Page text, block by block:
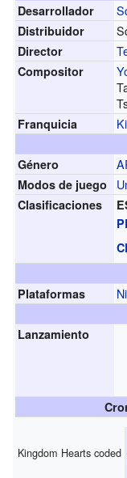
Desarrollador
Distribuidor
Director
Compositor
Franquicia
Género
Modos de juego
Clasificaciones
Plataformas
Lanzamiento
Kingdom Hearts coded